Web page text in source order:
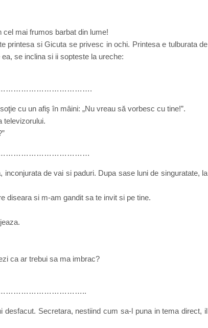
cel mai frumos barbat din lume!
printesa si Gicuta se privesc in ochi. Printesa e tulburata de
se inclina si ii sopteste la ureche:
cu un afiş în mâini: „Nu vreau să vorbesc cu tine!”.
televizorului.
de vai si paduri. Dupa sase luni de singuratate, la
diseara si m-am gandit sa te invit si pe tine.
ca ar trebui sa ma imbrac?
Secretara, nestiind cum sa-l puna in tema direct, il